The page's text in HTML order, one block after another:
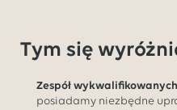
Tym się
Zespół
posiadamy niezbędne